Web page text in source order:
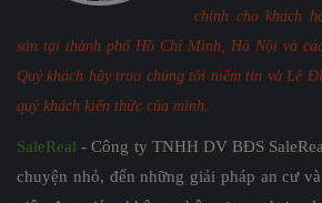
chính cho khách
sản tại thành phố Hồ Chí Minh, Hà Nội và
Quý khách hãy trao chúng tôi niềm tin và Lê
quý khách kiến thức của mình.
SaleReal - Công ty TNHH DV BĐS
chuyện nhỏ, đến những giải pháp an cư